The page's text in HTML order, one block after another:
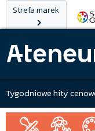
Strefa marek
Tygodniowe hity